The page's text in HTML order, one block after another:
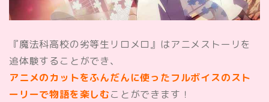
『魔法科高校の劣等生リロメロ』はアニメストーリを
追体験することができ、
アニメのカットをふんだんに使ったフルボイスのスト
ーリーで物語を楽しむことができます！